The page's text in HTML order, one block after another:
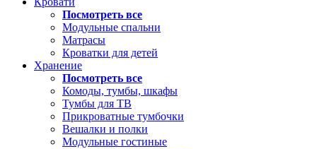
Посмотреть все
Модульные спальни
Матрасы
Кроватки для детей
Хранение
Посмотреть все
Комоды, тумбы, шкафы
Тумбы для ТВ
Прикроватные тумбочки
Вешалки и полки
Модульные гостиные